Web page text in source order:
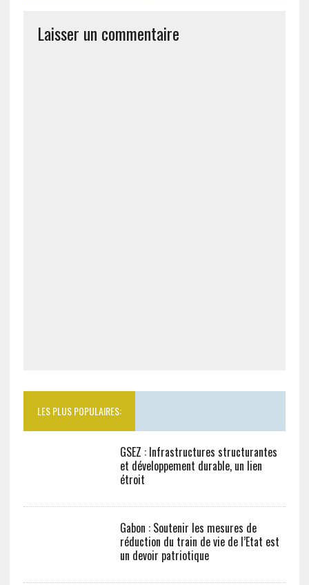
développement durable, un lien étroit
Gabon : Soutenir les mesures de
réduction du train de vie de l’Etat est
un devoir patriotique